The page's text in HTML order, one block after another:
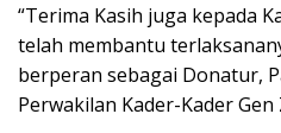
“Terima Kasih juga kepada
telah membantu
berperan sebagai Donatur,
Perwakilan Kader-Kader Gen